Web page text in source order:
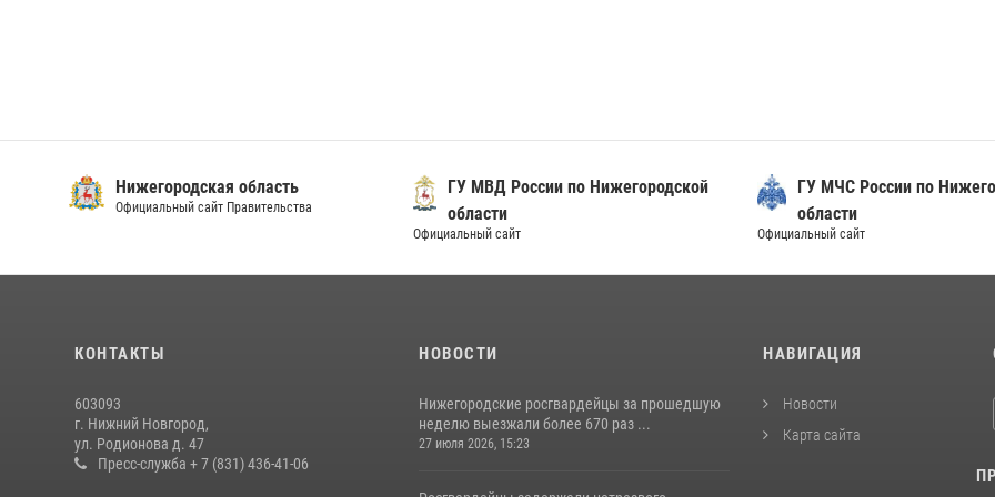
Нижегородская область
Официальный сайт Правительства
ГУ МВД России по Нижегородской
области
Официальный сайт
ГУ МЧС России по
области
Официальный сайт
КОНТАКТЫ
603093
г. Нижний Новгород,
ул. Родионова д. 47
Пресс-служба + 7 (831) 436-41-06
НОВОСТИ
Нижегородские росгвардейцы за прошедшую
неделю выезжали более 670 раз ...
27 июля 2026, 15:23
НАВИГАЦИЯ
Новости
Карта сайта